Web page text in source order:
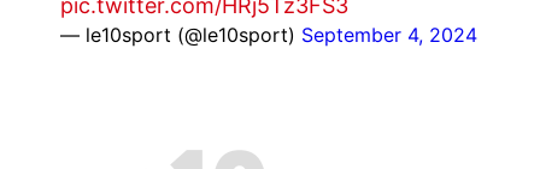
pic.twitter.com/HRj5Tz3FS3
— le10sport (@le10sport) September 4, 2024